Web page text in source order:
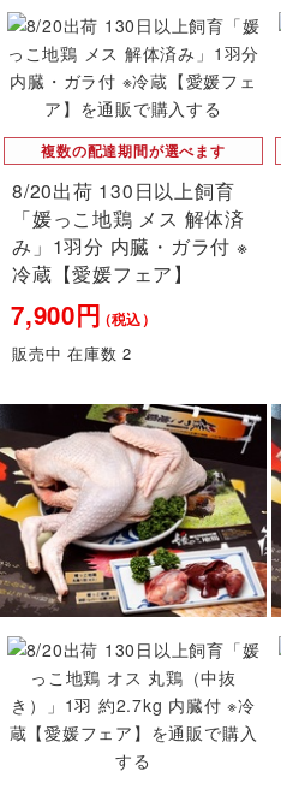
複数の配達期間が選べます
8/20出荷 130日以上飼育
「媛っこ地鶏 メス 解体済
み」1羽分 内臓・ガラ付 ※
冷蔵【愛媛フェア】
7,900円 （税込）
販売中 在庫数 2